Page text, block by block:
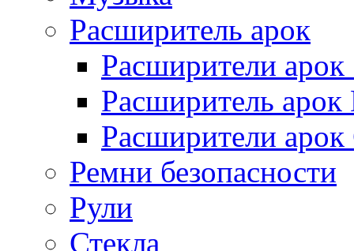
Расширитель арок
Расширители
Расширитель
Расширители
Ремни безопасности
Рули
Стекла